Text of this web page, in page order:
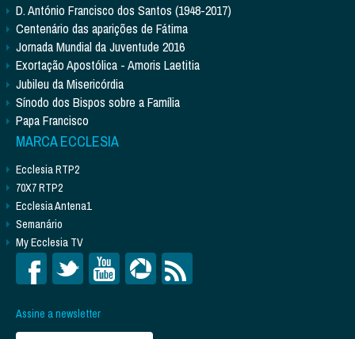
D. António Francisco dos Santos (1948-2017)
Centenário das aparições de Fátima
Jornada Mundial da Juventude 2016
Exortação Apostólica - Amoris Laetitia
Jubileu da Misericórdia
Sínodo dos Bispos sobre a Família
Papa Francisco
MARCA ECCLESIA
Ecclesia RTP2
70X7 RTP2
Ecclesia Antena1
Semanário
My Ecclesia TV
Assine a newsletter